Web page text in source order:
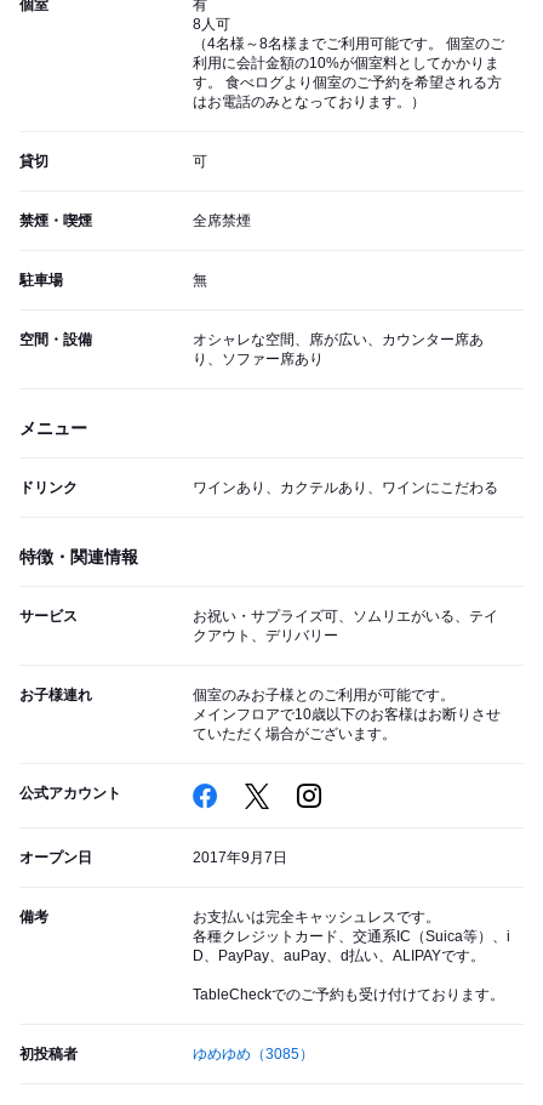
個室
有
8人可
（4名様～8名様までご利用可能です。 個室のご
利用に会計金額の10%が個室料としてかかりま
す。 食べログより個室のご予約を希望される方
はお電話のみとなっております。）
貸切 可
禁煙・喫煙 全席禁煙
駐車場 無
空間・設備
オシャレな空間、席が広い、カウンター席あ
り、ソファー席あり
メニュー
ドリンク ワインあり、カクテルあり、ワインにこだわる
特徴・関連情報
サービス
お祝い・サプライズ可、ソムリエがいる、テイ
クアウト、デリバリー
お子様連れ
個室のみお子様とのご利用が可能です。
メインフロアで10歳以下のお客様はお断りさせ
ていただく場合がございます。
公式アカウント
オープン日 2017年9月7日
備考
お支払いは完全キャッシュレスです。
各種クレジットカード、交通系IC（Suica等）、i
D、PayPay、auPay、d払い、ALIPAYです。
TableCheckでのご予約も受け付けております。
初投稿者 ゆめゆめ （3085）